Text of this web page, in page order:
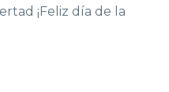
¡Feliz día de la